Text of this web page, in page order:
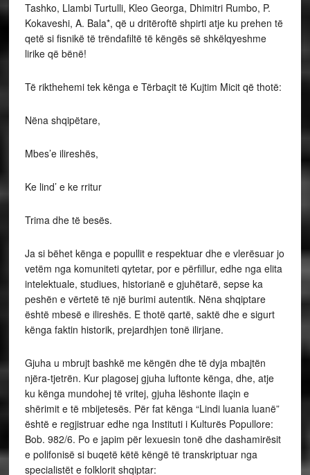
Tashko, Llambi Turtulli, Kleo Georga, Dhimitri Rumbo, P.
Kokaveshi, A. Bala*, që u dritëroftë shpirti atje ku prehen të
qetë si fisnikë të trëndafiltë të këngës së shkëlqyeshme
lirike që bënë!
Të rikthehemi tek kënga e Tërbaçit të Kujtim Micit që thotë:
Nëna shqipëtare,
Mbes’e ilireshës,
Ke lind’ e ke rritur
Trima dhe të besës.
Ja si bëhet kënga e popullit e respektuar dhe e vlerësuar jo
vetëm nga komuniteti qytetar, por e përfillur, edhe nga elita
intelektuale, studiues, historianë e gjuhëtarë, sepse ka
peshën e vërtetë të një burimi autentik. Nëna shqiptare
është mbesë e ilireshës. E thotë qartë, saktë dhe e sigurt
kënga faktin historik, prejardhjen tonë ilirjane.
Gjuha u mbrujt bashkë me këngën dhe të dyja mbajtën
njëra-tjetrën. Kur plagosej gjuha luftonte kënga, dhe, atje
ku kënga mundohej të vritej, gjuha lëshonte ilaçin e
shërimit e të mbijetesës. Për fat kënga “Lindi luania luanë”
është e regjistruar edhe nga Instituti i Kulturës Popullore:
Bob. 982/6. Po e japim për lexuesin tonë dhe dashamirësit
e polifonisë si buqetë këtë këngë të transkriptuar nga
specialistët e folklorit shqiptar: